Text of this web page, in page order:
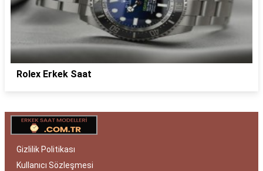
Rolex Erkek Saat
Gizlilik Politikası
Kullanıcı Sözleşmesi